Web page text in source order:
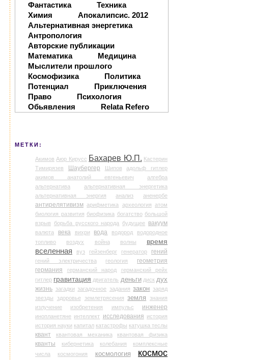
Фантастика
Техника
Химия
Апокалипсис. 2012
Альтернативная энергетика
Антропология
Авторские публикации
Математика
Медицина
Мыслители прошлого
Космофизика
Политика
Потенциал
Приключения
Право
Психология
Обьявления
Relata Refero
МЕТКИ:
Акимов Аюр Кирусс Бахарев Ю.П. Кастерин
Тимирязев
Шаубергер Шипов
адольф гитлер
акимов анатолий евгеньевич
алгебра
альтернатива
альтернативная энергетика
альтернативная энергия
анализ аненербе
антирелятивизм арифметика археология атом
биология развития биофизика богатство большой
взрыв
борьба русского народа будущее вакуум
валюта века вихри вода водород
водородное
топливо
воздух война волны
время
вселенная
вуз гейзенберг генератор гений
гений электричества геология
геометрия
германия
германский народ
германский рейх
гитлер гравитация двигатель деньги диск дух
жизнь загадки загадочное задания закон заряд
звезды
здоровье землетрясения земля
знания
излучение
изобретения импульс инженер
инопланетяне интеллект исследования история
история науки капитал катастрофы катушка теслы
квант квантовая механика квантовая физика
кванты кибернетика колебания
комплексные
числа
космогония космология космос